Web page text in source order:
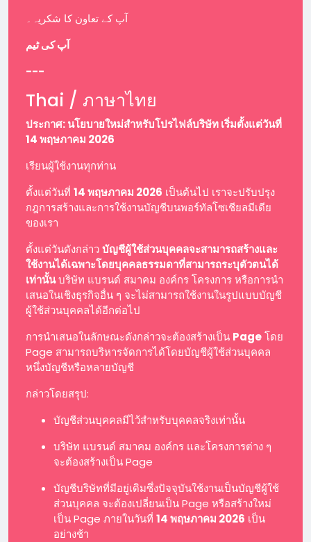
آپ کے تعاون کا شکریہ۔
آپ کی ٹیم
---
Thai / ภาษาไทย
ประกาศ: นโยบายใหม่สำหรับโปรไฟล์บริษัท เริ่มตั้งแต่วันที่
14 พฤษภาคม 2026
เรียนผู้ใช้งานทุกท่าน
ตั้งแต่วันที่ 14 พฤษภาคม 2026 เป็นต้นไป เราจะปรับปรุง
กฎการสร้างและการใช้งานบัญชีบนพอร์ทัลโซเชียลมีเดีย
ของเรา
ตั้งแต่วันดังกล่าวบัญชีผู้ใช้ส่วนบุคคลจะสามารถสร้างและ
ใช้งานได้เฉพาะโดยบุคคลธรรมดาที่สามารถระบุตัวตนได้
เท่านั้นบริษัท แบรนด์ สมาคม องค์กร โครงการ หรือการนำ
เสนอในเชิงธุรกิจอื่น ๆ จะไม่สามารถใช้งานในรูปแบบบัญชี
ผู้ใช้ส่วนบุคคลได้อีกต่อไป
การนำเสนอในลักษณะดังกล่าวจะต้องสร้างเป็น Pageโดย
Page สามารถบริหารจัดการได้โดยบัญชีผู้ใช้ส่วนบุคคล
หนึ่งบัญชีหรือหลายบัญชี
กล่าวโดยสรุป:
บัญชีส่วนบุคคลมีไว้สำหรับบุคคลจริงเท่านั้น
บริษัท แบรนด์ สมาคม องค์กร และโครงการต่าง ๆ
จะต้องสร้างเป็น Page
บัญชีบริษัทที่มีอยู่เดิมซึ่งปัจจุบันใช้งานเป็นบัญชีผู้ใช้
ส่วนบุคคล จะต้องเปลี่ยนเป็น Page หรือสร้างใหม่
เป็น Page ภายในวันที่ 14 พฤษภาคม 2026 เป็น
อย่างช้า